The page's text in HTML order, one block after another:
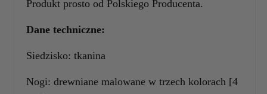
Produkt prosto od Polskiego Producenta.
Dane techniczne:
Siedzisko: tkanina
Nogi: drewniane malowane w trzech kolorach [4